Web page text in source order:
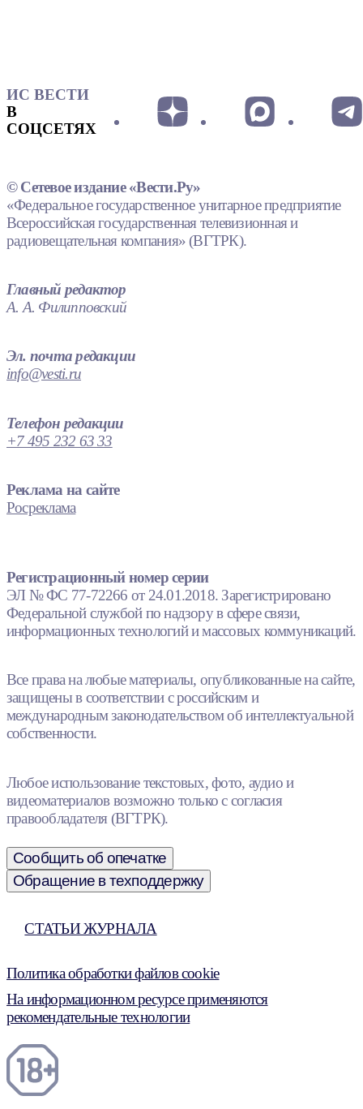
ИС ВЕСТИ
В
СОЦСЕТЯХ
© Сетевое издание «Вести.Ру»
«Федеральное государственное унитарное предприятие
Всероссийская государственная телевизионная и
радиовещательная компания» (ВГТРК).
Главный редактор
А. А. Филипповский
Эл. почта редакции
info@vesti.ru
Телефон редакции
+7 495 232 63 33
Реклама на сайте
Росреклама
Регистрационный номер серии
ЭЛ № ФС 77-72266 от 24.01.2018. Зарегистрировано
Федеральной службой по надзору в сфере связи,
информационных технологий и массовых коммуникаций.
Все права на любые материалы, опубликованные на сайте,
защищены в соответствии с российским и
международным законодательством об интеллектуальной
собственности.
Любое использование текстовых, фото, аудио и
видеоматериалов возможно только с согласия
правообладателя (ВГТРК).
Сообщить об опечатке
Обращение в техподдержку
СТАТЬИ ЖУРНАЛА
Политика обработки файлов cookie
На информационном ресурсе применяются
рекомендательные технологии